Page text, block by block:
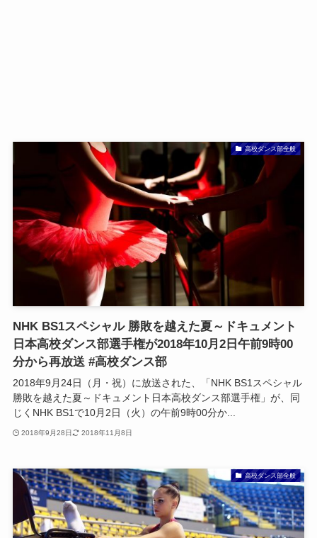
高校ダンス部全般
NHK BS1スペシャル 勝敗を越えた夏～ドキュメント
日本高校ダンス部選手権が2018年10月2日午前9時00
分から再放送 #高校ダンス部
2018年9月24日（月・祝）に放送された、「NHK BS1スペシャル
勝敗を越えた夏～ドキュメント日本高校ダンス部選手権」が、同
じくNHK BS1で10月2日（火）の午前9時00分か...
2018年9月28日 2018年11月8日
高校ダンス部全般